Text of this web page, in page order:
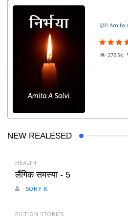
द्वारा
276.5k
NEW REALESED
HEALTH
लैंगिक समस्या - 5
SONY K
FICTION STORIES